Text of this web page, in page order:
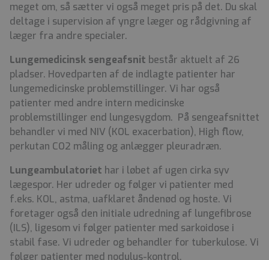
meget om, så sætter vi også meget pris på det. Du skal
deltage i supervision af yngre læger og rådgivning af
læger fra andre specialer.
Lungemedicinsk sengeafsnit består aktuelt af 26
pladser. Hovedparten af de indlagte patienter har
lungemedicinske problemstillinger. Vi har også
patienter med andre intern medicinske
problemstillinger end lungesygdom. På sengeafsnittet
behandler vi med NIV (KOL exacerbation), High flow,
perkutan CO2 måling og anlægger pleuradræn.
Lungeambulatoriet har i løbet af ugen cirka syv
lægespor. Her udreder og følger vi patienter med
f.eks. KOL, astma, uafklaret åndenød og hoste. Vi
foretager også den initiale udredning af lungefibrose
(ILS), ligesom vi følger patienter med sarkoidose i
stabil fase. Vi udreder og behandler for tuberkulose. Vi
følger patienter med nodulus-kontrol.